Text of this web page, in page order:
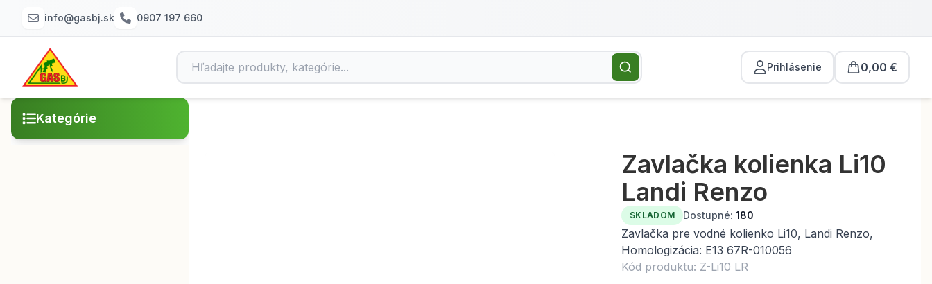
info@gasbj.sk 0907 197 660
Prihlásenie 0,00 €
Kategórie
Zavlačka kolienka Li10
Landi Renzo
SKLADOM Dostupné: 180
Zavlačka pre vodné kolienko Li10, Landi Renzo,
Homologizácia: E13 67R-010056
Kód produktu: Z-Li10 LR